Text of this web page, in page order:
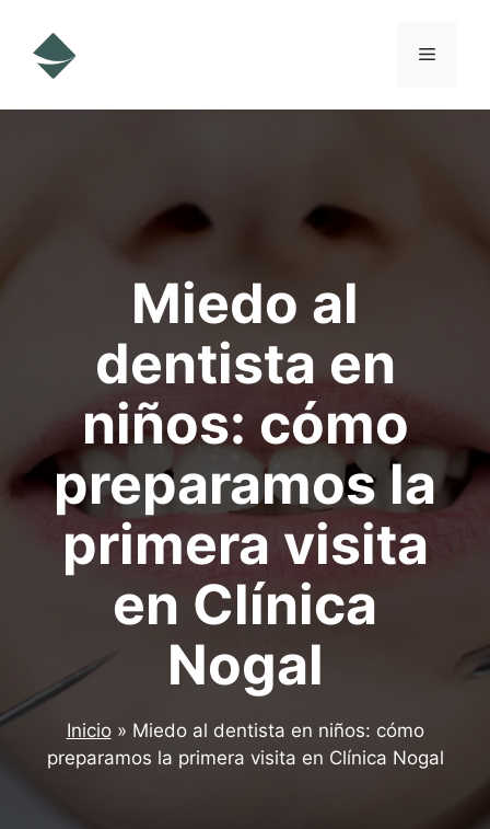
contenido
Menú
Miedo al
dentista en
niños: cómo
preparamos la
primera visita
en Clínica
Nogal
Inicio» Miedo al dentista en niños: cómo
preparamos la primera visita en Clínica Nogal